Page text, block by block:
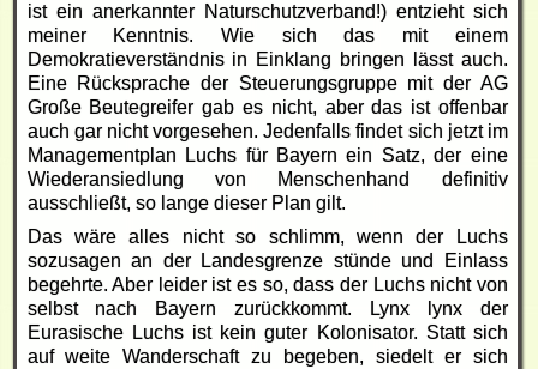
ist ein anerkannter Naturschutzverband!) entzieht sich
meiner Kenntnis. Wie sich das mit einem
Demokratieverständnis in Einklang bringen lässt auch.
Eine Rücksprache der Steuerungsgruppe mit der AG
Große Beutegreifer gab es nicht, aber das ist offenbar
auch gar nicht vorgesehen. Jedenfalls findet sich jetzt im
Managementplan Luchs für Bayern ein Satz, der eine
Wiederansiedlung von Menschenhand definitiv
ausschließt, so lange dieser Plan gilt.
Das wäre alles nicht so schlimm, wenn der Luchs
sozusagen an der Landesgrenze stünde und Einlass
begehrte. Aber leider ist es so, dass der Luchs nicht von
selbst nach Bayern zurückkommt. Lynx lynx der
Eurasische Luchs ist kein guter Kolonisator. Statt sich
auf weite Wanderschaft zu begeben, siedelt er sich